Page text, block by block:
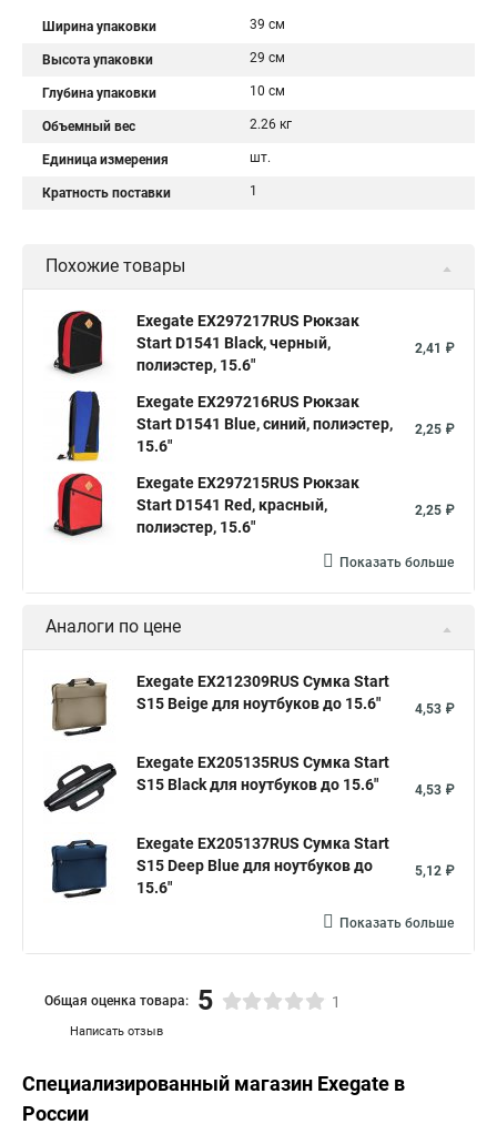
Ширина упаковки 39 см
Высота упаковки 29 см
Глубина упаковки 10 см
Объемный вес 2.26 кг
Единица измерения шт.
Кратность поставки 1
Похожие товары
Exegate EX297217RUS Рюкзак
Start D1541 Black, черный,
полиэстер, 15.6"
2,41 ₽
Exegate EX297216RUS Рюкзак
Start D1541 Blue, синий, полиэстер,
15.6"
2,25 ₽
Exegate EX297215RUS Рюкзак
Start D1541 Red, красный,
полиэстер, 15.6"
2,25 ₽
Показать больше
Аналоги по цене
Exegate EX212309RUS Сумка Start
S15 Beige для ноутбуков до 15.6"
4,53 ₽
Exegate EX205135RUS Сумка Start
S15 Black для ноутбуков до 15.6"
4,53 ₽
Exegate EX205137RUS Сумка Start
S15 Deep Blue для ноутбуков до
15.6"
5,12 ₽
Показать больше
Написать отзыв
Общая оценка товара: 5 1
Специализированный магазин Exegate в
России